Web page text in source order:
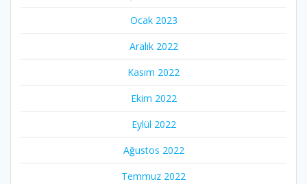
Ocak 2023
Aralık 2022
Kasım 2022
Ekim 2022
Eylül 2022
Ağustos 2022
Temmuz 2022